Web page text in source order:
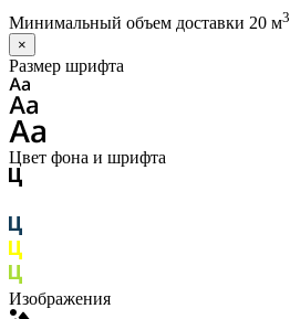
Минимальный объем доставки 20 м3
×
Размер шрифта
Цвет фона и шрифта
Изображения